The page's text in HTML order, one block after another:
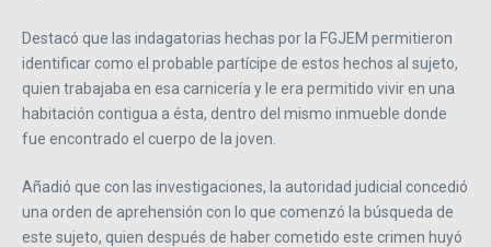
Destacó que las indagatorias hechas por la FGJEM permitieron
identificar como el probable partícipe de estos hechos al sujeto,
quien trabajaba en esa carnicería y le era permitido vivir en una
habitación contigua a ésta, dentro del mismo inmueble donde
fue encontrado el cuerpo de la joven.
Añadió que con las investigaciones, la autoridad judicial concedió
una orden de aprehensión con lo que comenzó la búsqueda de
este sujeto, quien después de haber cometido este crimen huyó